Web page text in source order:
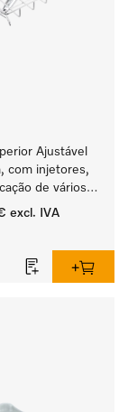
Ajustável
com injetores,
de vários
excl. IVA